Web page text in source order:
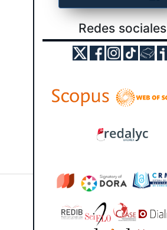
Redes sociales